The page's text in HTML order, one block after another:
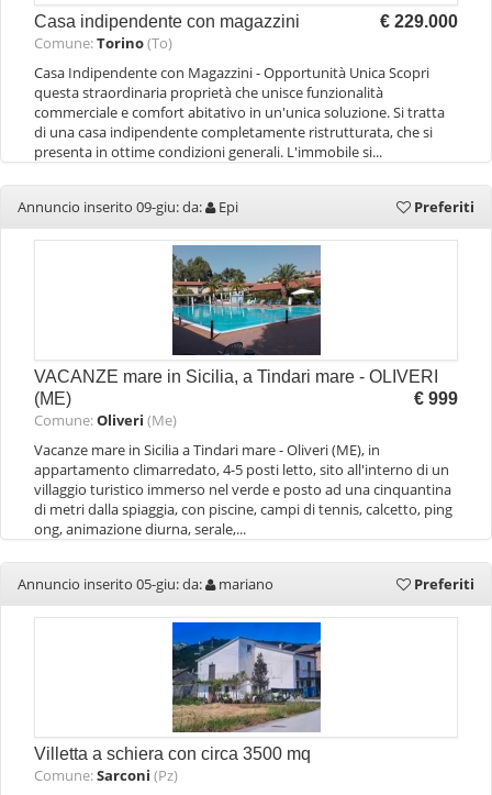
Casa indipendente con magazzini € 229.000
Comune:Torino(To)
Casa Indipendente con Magazzini - Opportunità Unica Scopri
questa straordinaria proprietà che unisce funzionalità
commerciale e comfort abitativo in un'unica soluzione. Si tratta
di una casa indipendente completamente ristrutturata, che si
presenta in ottime condizioni generali. L'immobile si...
Annuncio inserito 09-giu: da: Epi Preferiti
VACANZE mare in Sicilia, a Tindari mare - OLIVERI
(ME)
€ 999
Comune:Oliveri (Me)
Vacanze mare in Sicilia a Tindari mare - Oliveri (ME), in
appartamento climarredato, 4-5 posti letto, sito all'interno di un
villaggio turistico immerso nel verde e posto ad una cinquantina
di metri dalla spiaggia, con piscine, campi di tennis, calcetto, ping
ong, animazione diurna, serale,...
Annuncio inserito 05-giu: da: mariano Preferiti
Villetta a schiera con circa 3500 mq
Comune:Sarconi (Pz)